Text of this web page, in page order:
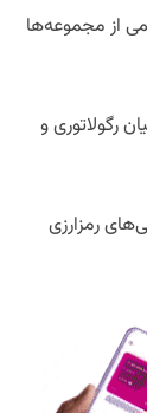
از مجموعه‌ها
رگولاتوری و
رمزارزی